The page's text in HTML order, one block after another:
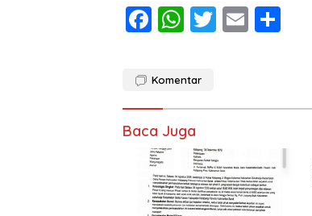
F
e
o
o
k
W
at
A
p
p
T E
Komentar
Baca Juga